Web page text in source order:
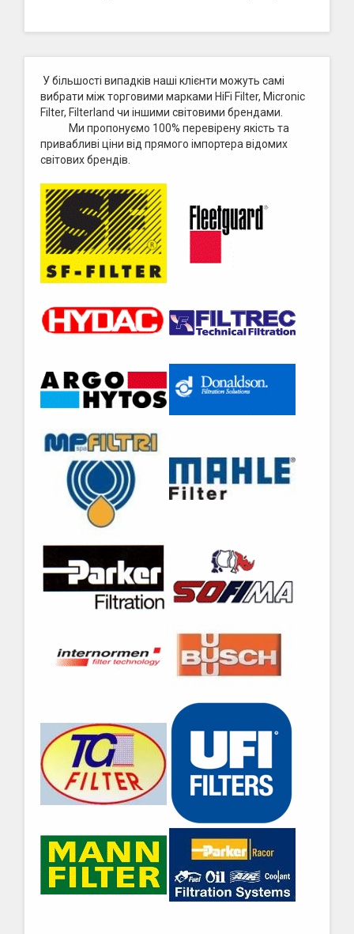
У більшості випадків наші клієнти можуть самі
вибрати між торговими марками HiFi Filter, Micronic
Filter, Filterland чи іншими світовими брендами.
Ми пропонуємо 100% перевірену якість та
привабливі ціни від прямого імпортера відомих
світових брендів.